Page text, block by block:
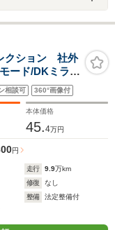
クション 社外
ード/DKミラ
バイザー/スマ
相談可 360°画像付
本体価格
45.4万円
円
走行 9.9万km
修復
なし
整備
法定整備付